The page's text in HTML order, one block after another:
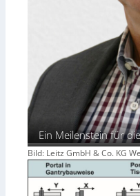
Ein Meilenstein für
Bild: Leitz GmbH & Co. KG